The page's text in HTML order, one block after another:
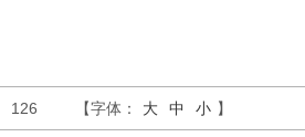
126 【字体： 大 中 小 】